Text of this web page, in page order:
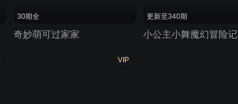
30期全
奇妙萌可过家家
更新至340期
小公主小舞魔幻冒险记
VIP